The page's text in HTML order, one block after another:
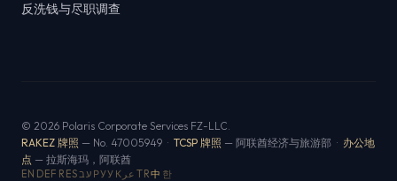
反洗钱与尽职调查
© 2026 Polaris Corporate Services FZ-LLC.
RAKEZ 牌照 — No. 47005949 · TCSP 牌照 — 阿联酋经济与旅游部 · 办公地
点 — 拉斯海玛，阿联酋
EN DE FR ESעב РУУК عر TR中 한